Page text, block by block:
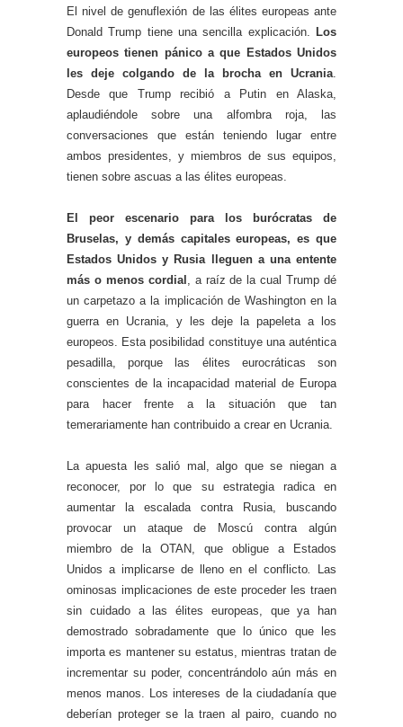
El nivel de genuflexión de las élites europeas ante
Donald Trump tiene una sencilla explicación. Los
europeos tienen pánico a que Estados Unidos
les deje colgando de la brocha en Ucrania.
Desde que Trump recibió a Putin en Alaska,
aplaudiéndole sobre una alfombra roja, las
conversaciones que están teniendo lugar entre
ambos presidentes, y miembros de sus equipos,
tienen sobre ascuas a las élites europeas.
El peor escenario para los burócratas de
Bruselas, y demás capitales europeas, es que
Estados Unidos y Rusia lleguen a una entente
más o menos cordial , a raíz de la cual Trump dé
un carpetazo a la implicación de Washington en la
guerra en Ucrania, y les deje la papeleta a los
europeos. Esta posibilidad constituye una auténtica
pesadilla, porque las élites eurocráticas son
conscientes de la incapacidad material de Europa
para hacer frente a la situación que tan
temerariamente han contribuido a crear en Ucrania.
La apuesta les salió mal, algo que se niegan a
reconocer, por lo que su estrategia radica en
aumentar la escalada contra Rusia, buscando
provocar un ataque de Moscú contra algún
miembro de la OTAN, que obligue a Estados
Unidos a implicarse de lleno en el conflicto.
Las
ominosas implicaciones de este proceder les traen
sin cuidado a las élites europeas, que ya han
demostrado sobradamente que lo único que les
importa es mantener su estatus, mientras tratan de
incrementar su poder, concentrándolo aún más en
menos manos. Los intereses de la ciudadanía que
deberían proteger se la traen al pairo, cuando no